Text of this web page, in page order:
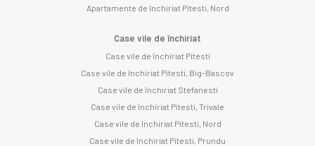
Apartamente de închiriat Pitesti, Nord
Case vile de închiriat
Case vile de închiriat Pitesti
Case vile de închiriat Pitesti, Big-Bascov
Case vile de închiriat Stefanesti
Case vile de închiriat Pitesti, Trivale
Case vile de închiriat Pitesti, Nord
Case vile de închiriat Pitesti, Prundu